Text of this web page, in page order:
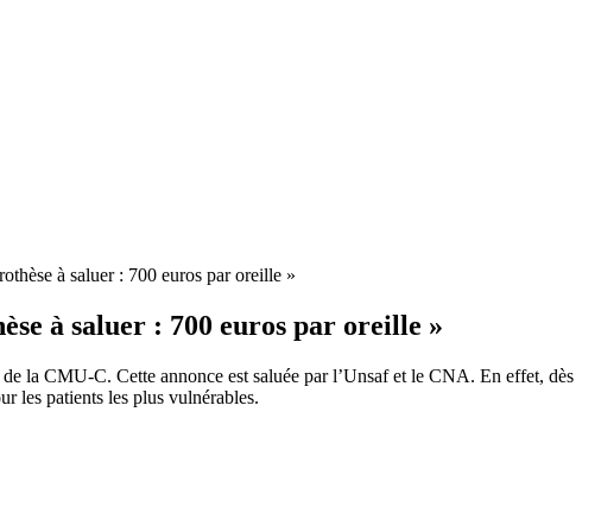
à saluer : 700 euros par oreille »
à saluer : 700 euros par oreille »
la CMU-C. Cette annonce est saluée par l’Unsaf et le CNA. En effet, dès
les patients les plus vulnérables.